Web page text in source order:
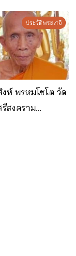
ก จ.นครพนม
ประวัติพระเกจิ
ห์ พรหมโชโต วัด
สงคราม